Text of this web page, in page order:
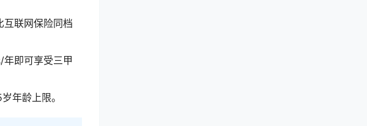
互联网保险同档
即可享受三甲
年龄上限。